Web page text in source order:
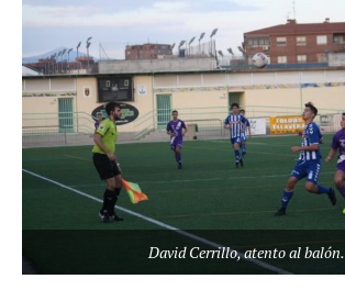
David Cerrillo, atento al balón.